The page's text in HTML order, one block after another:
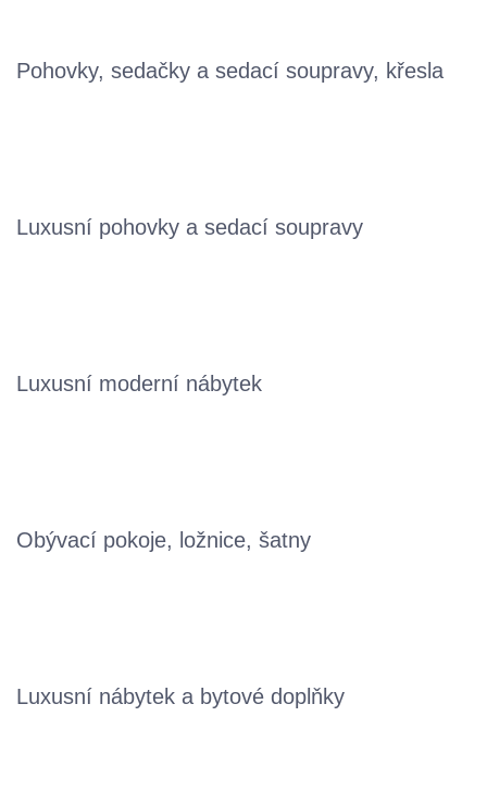
Pohovky, sedačky a sedací soupravy, křesla
Luxusní pohovky a sedací soupravy
Luxusní moderní nábytek
Obývací pokoje, ložnice, šatny
Luxusní nábytek a bytové doplňky